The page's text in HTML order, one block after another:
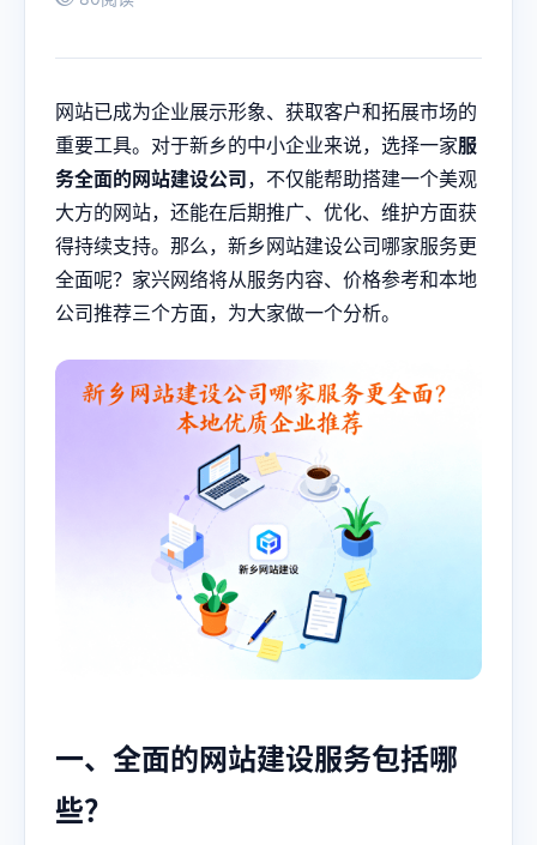
网站已成为企业展示形象、获取客户和拓展市场的
重要工具。对于新乡的中小企业来说，选择一家服
务全面的网站建设公司 ，不仅能帮助搭建一个美观
大方的网站，还能在后期推广、优化、维护方面获
得持续支持。那么， 新乡网站建设公司哪家服务更
全面呢？家兴网络将从服务内容、价格参考和本地
公司推荐三个方面，为大家做一个分析。
一、全面的网站建设服务包括哪
些？